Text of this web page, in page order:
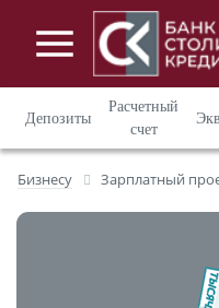
Депозиты
Расчетный
счет
Бизнесу Зарплатный